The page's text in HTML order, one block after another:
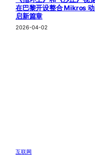
在巴黎开设整合 Mikros
启新篇章
2026-04-02
互联网